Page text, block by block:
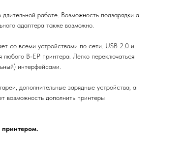
работе. Возможность подзарядки а
адаптера также возможно.
со всеми устройствами по сети. USB 2.0 и
B-EP принтера. Легко переключаться
интерфейсами.
дополнительные зарядные устройства, а
возможность дополнить принтеры
принтером.